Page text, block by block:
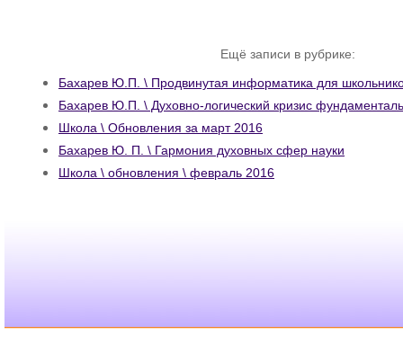
Ещё записи в рубрике:
Бахарев Ю.П. \ Продвинутая информатика для
Бахарев Ю.П. \ Духовно-логический кризис
Школа \ Обновления за март 2016
Бахарев Ю. П. \ Гармония духовных сфер науки
Школа \ обновления \ февраль 2016